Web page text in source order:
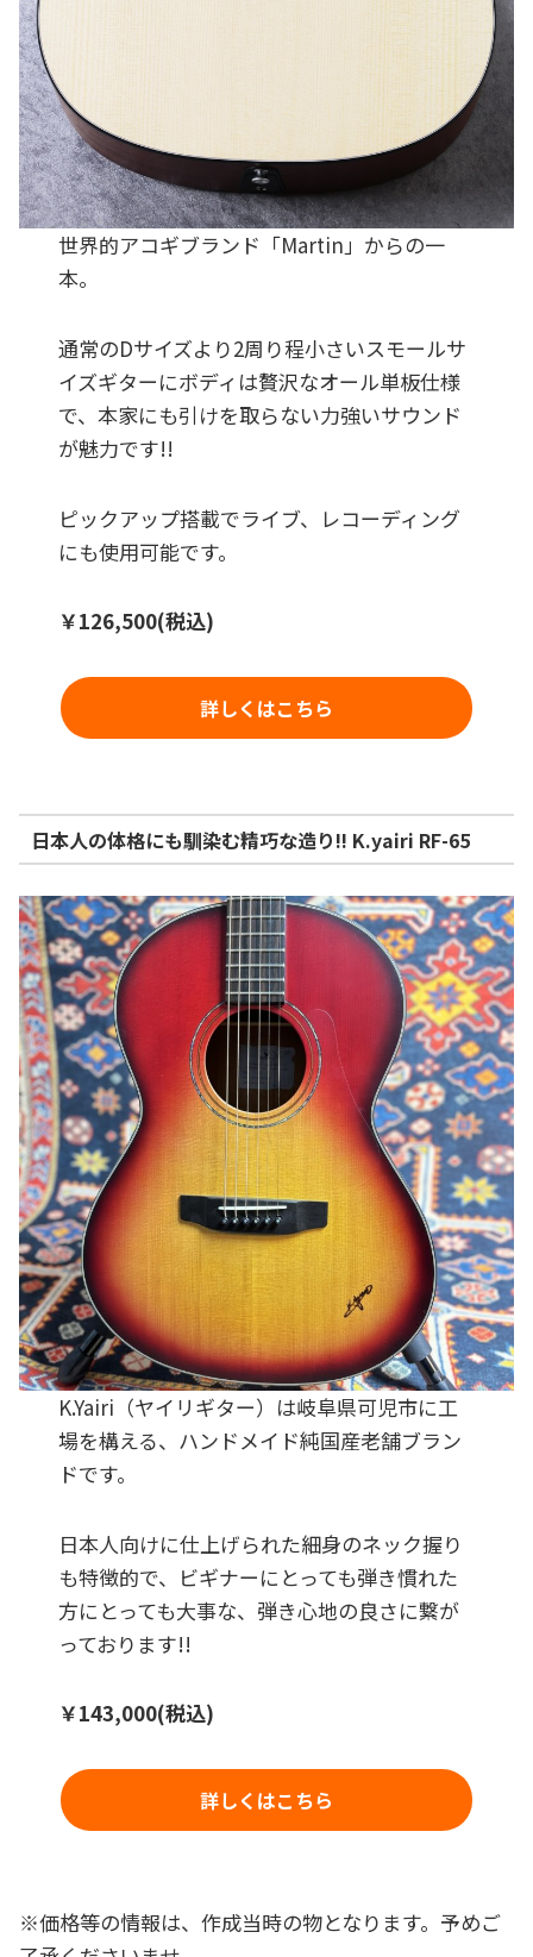
世界的アコギブランド「Martin」からの一
本。
通常のDサイズより2周り程小さいスモールサ
イズギターにボディは贅沢なオール単板仕様
で、本家にも引けを取らない力強いサウンド
が魅力です!!
ピックアップ搭載でライブ、レコーディング
にも使用可能です。
￥126,500(税込)
詳しくはこちら
日本人の体格にも馴染む精巧な造り!! K.yairi RF-65
K.Yairi（ヤイリギター）は岐阜県可児市に工
場を構える、ハンドメイド純国産老舗ブラン
ドです。
日本人向けに仕上げられた細身のネック握り
も特徴的で、ビギナーにとっても弾き慣れた
方にとっても大事な、弾き心地の良さに繋が
っております!!
￥143,000(税込)
詳しくはこちら
※価格等の情報は、作成当時の物となります。予めご